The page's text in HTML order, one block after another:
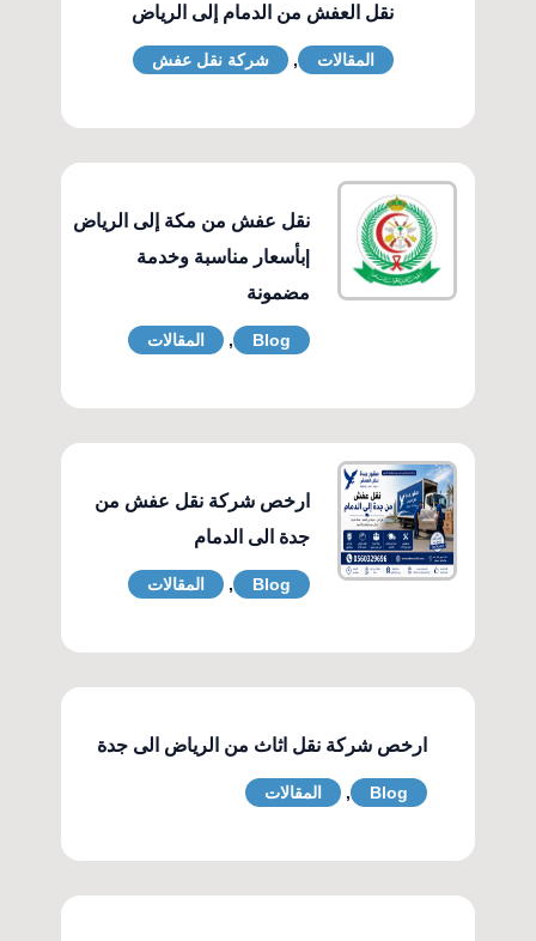
نقل العفش من الدمام إلى الرياض
المقالات , شركة نقل عفش
نقل عفش من مكة إلى الرياض
|بأسعار مناسبة وخدمة
مضمونة
Blog
, المقالات
ارخص شركة نقل عفش من
جدة الى الدمام
Blog
, المقالات
ارخص شركة نقل اثاث من الرياض الى جدة
Blog
, المقالات